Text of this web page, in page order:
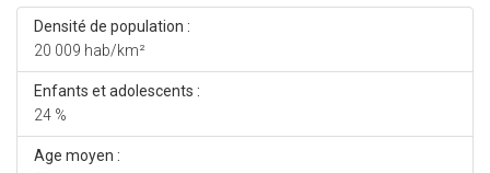
Densité de population :
20 009 hab/km²
Enfants et adolescents :
24 %
Age moyen :